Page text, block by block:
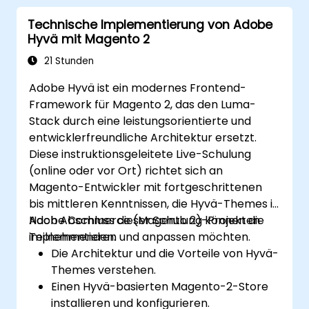
Multimedia-Projekte zu integrieren.
Technische Implementierung von Adobe
Hyvä mit Magento 2
21 Stunden
Adobe Hyvä ist ein modernes Frontend-
Framework für Magento 2, das den Luma-
Stack durch eine leistungsorientierte und
entwicklerfreundliche Architektur ersetzt.
Diese instruktionsgeleitete Live-Schulung
(online oder vor Ort) richtet sich an
Magento-Entwickler mit fortgeschrittenen
bis mittleren Kenntnissen, die Hyvä-Themes in
Adobe Commerce (Magento 2)-Projekten
implementieren und anpassen möchten.
Nach Abschluss dieser Schulung können die
Teilnehmenden:
Die Architektur und die Vorteile von Hyvä-
Themes verstehen.
Einen Hyvä-basierten Magento-2-Store
installieren und konfigurieren.